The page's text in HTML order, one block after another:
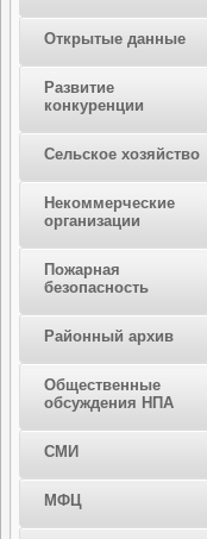
Открытые данные
Развитие
конкуренции
Сельское хозяйство
Некоммерческие
организации
Пожарная
безопасность
Районный архив
Общественные
обсуждения НПА
СМИ
МФЦ